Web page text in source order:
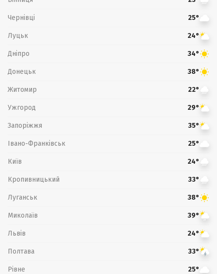
Чернівці 25°
Луцьк 24°
Дніпро 34°
Донецьк 38°
Житомир 22°
Ужгород 29°
Запоріжжя 35°
Івано-Франківськ 25°
Київ 24°
Кропивницький 33°
Луганськ 38°
Миколаїв 39°
Львів 24°
Полтава 33°
Рівне 25°